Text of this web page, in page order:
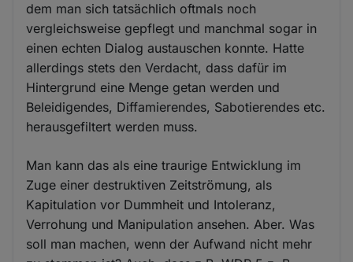
dem man sich tatsächlich oftmals noch
vergleichsweise gepflegt und manchmal sogar in
einen echten Dialog austauschen konnte. Hatte
allerdings stets den Verdacht, dass dafür im
Hintergrund eine Menge getan werden und
Beleidigendes, Diffamierendes, Sabotierendes etc.
herausgefiltert werden muss.
Man kann das als eine traurige Entwicklung im
Zuge einer destruktiven Zeitströmung, als
Kapitulation vor Dummheit und Intoleranz,
Verrohung und Manipulation ansehen. Aber. Was
soll man machen, wenn der Aufwand nicht mehr